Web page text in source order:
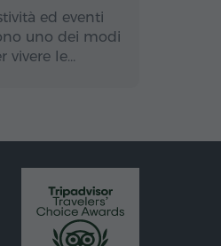
ed eventi
uno dei modi
vivere le…